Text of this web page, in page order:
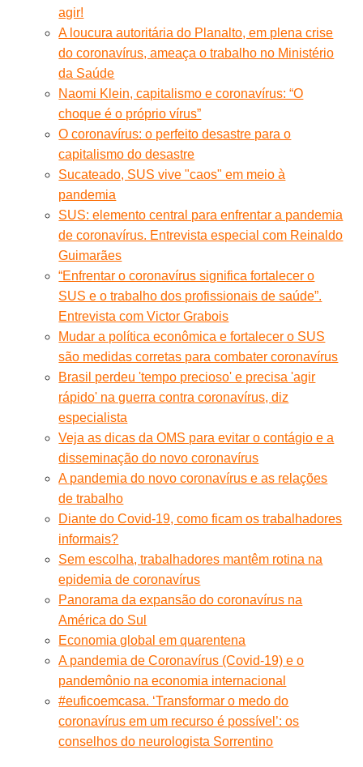
agir!
A loucura autoritária do Planalto, em plena crise
do coronavírus, ameaça o trabalho no Ministério
da Saúde
Naomi Klein, capitalismo e coronavírus: “O
choque é o próprio vírus”
O coronavírus: o perfeito desastre para o
capitalismo do desastre
Sucateado, SUS vive "caos" em meio à
pandemia
SUS: elemento central para enfrentar a pandemia
de coronavírus. Entrevista especial com Reinaldo
Guimarães
“Enfrentar o coronavírus significa fortalecer o
SUS e o trabalho dos profissionais de saúde”.
Entrevista com Victor Grabois
Mudar a política econômica e fortalecer o SUS
são medidas corretas para combater coronavírus
Brasil perdeu 'tempo precioso' e precisa 'agir
rápido' na guerra contra coronavírus, diz
especialista
Veja as dicas da OMS para evitar o contágio e a
disseminação do novo coronavírus
A pandemia do novo coronavírus e as relações
de trabalho
Diante do Covid-19, como ficam os trabalhadores
informais?
Sem escolha, trabalhadores mantêm rotina na
epidemia de coronavírus
Panorama da expansão do coronavírus na
América do Sul
Economia global em quarentena
A pandemia de Coronavírus (Covid-19) e o
pandemônio na economia internacional
#euficoemcasa. ‘Transformar o medo do
coronavírus em um recurso é possível’: os
conselhos do neurologista Sorrentino